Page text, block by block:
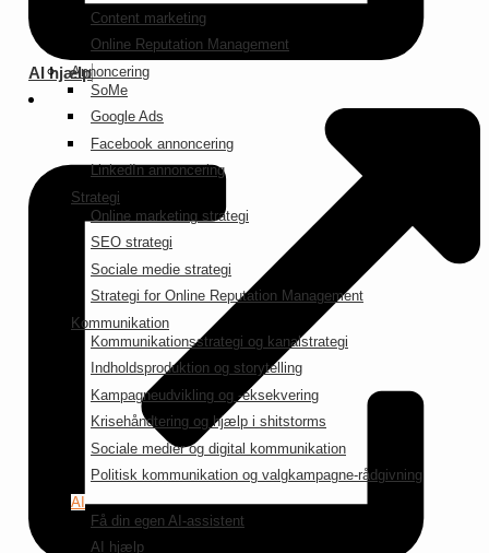
Content marketing
Online Reputation Management
Annoncering
SoMe
Google Ads
Facebook annoncering
LinkedIn annoncering
Strategi
Online marketing strategi
SEO strategi
Sociale medie strategi
Strategi for Online Reputation Management
Kommunikation
Kommunikationsstrategi og kanalstrategi
Indholdsproduktion og storytelling
Kampagneudvikling og -eksekvering
Krisehåndtering og hjælp i shitstorms
Sociale medier og digital kommunikation
Politisk kommunikation og valgkampagne-rådgivning
AI
Få din egen AI-assistent
AI hjælp
AI hjælp